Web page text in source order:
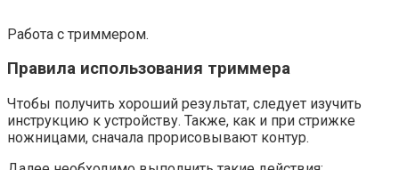
Работа с триммером.
Правила использования триммера
Чтобы получить хороший результат, следует изучить
инструкцию к устройству. Также, как и при стрижке
ножницами, сначала прорисовывают контур.